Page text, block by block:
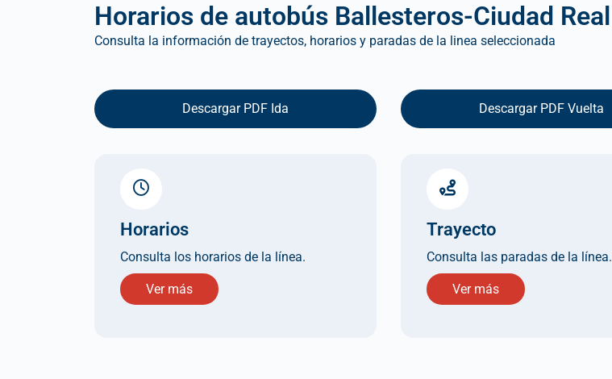
Horarios de autobús Ballesteros-Ciudad Real
Consulta la información de trayectos, horarios y paradas de la linea seleccionada
Descargar PDF Ida Descargar PDF Vuelta
Horarios
Consulta los horarios de la línea.
Ver más
Trayecto
Consulta las paradas de la línea.
Ver más